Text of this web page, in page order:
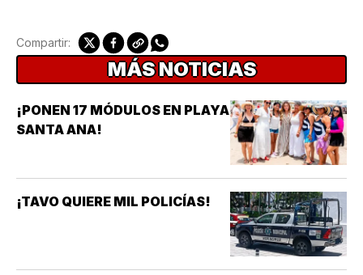
Compartir:
MÁS NOTICIAS
¡PONEN 17 MÓDULOS EN PLAYA
SANTA ANA!
¡TAVO QUIERE MIL POLICÍAS!